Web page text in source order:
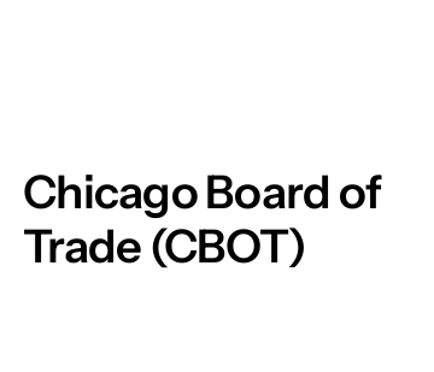
Chicago Board of
Trade (CBOT)